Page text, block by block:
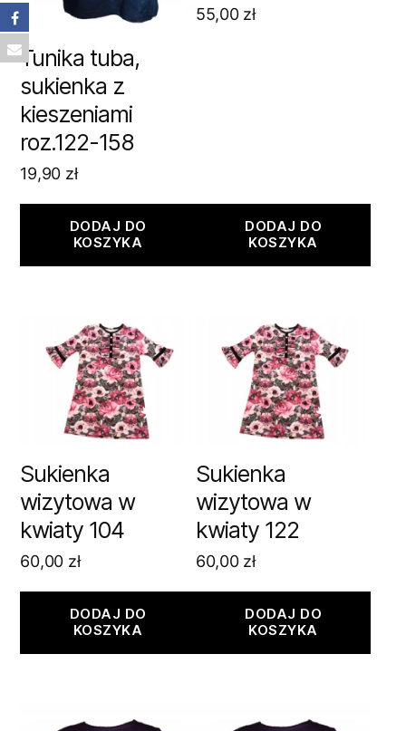
Tunika tuba,
sukienka z
kieszeniami
roz.122-158
19,90 zł
DODAJ DO
KOSZYKA
55,00 zł
DODAJ DO
KOSZYKA
Sukienka
wizytowa w
kwiaty 104
60,00 zł
DODAJ DO
KOSZYKA
Sukienka
wizytowa w
kwiaty 122
60,00 zł
DODAJ DO
KOSZYKA